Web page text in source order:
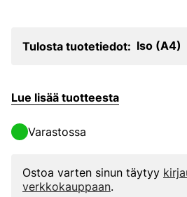
Tulosta tuotetiedot: Iso (A4)
Lue lisää tuotteesta
Varastossa
Ostoa varten sinun täytyy
verkkokauppaan.